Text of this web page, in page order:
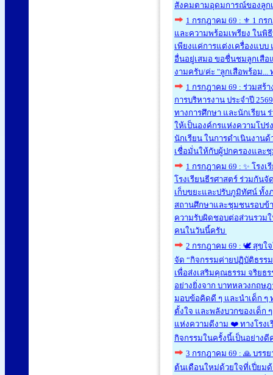
สังคมตามอุดมการณ์ของลูก
1 กรกฎาคม 69 : ⚜️ 1 ก
และความพร้อมเพรียง ในพิ
เพียงแค่การแต่งเครื่องแบ
อื่นอยู่เสมอ ขอชื่นชมลูกเสือ
งามครับ/ค่ะ "ลูกเสือพร้อม
1 กรกฎาคม 69 : ร่วมสร้
การบริหารงาน ประจำปี
ทางการศึกษา และนักเรียน
ให้เป็นองค์กรแห่งความโป
นักเรียน ในการดำเนินงาน
เชื่อมั่นให้กับผู้ปกครองและ
1 กรกฎาคม 69 : ✨ โรง
โรงเรียนธีรศาสตร์ ร่วมกัน
เก็บขยะและปรับภูมิทัศน์ ทั้ง
สถานศึกษาและชุมชนรอบข้
ความรับผิดชอบต่อส่วนรวม
คนในวันนี้ครับ
2 กรกฎาคม 69 : 🕊️ สุขใ
จัด “กิจกรรมค่ายปฏิบัติธรร
เพื่อส่งเสริมคุณธรรม จริยธ
อย่างยิ่งจาก บาทหลวงกฤษ
มอบข้อคิดดี ๆ และนำเด็ก ๆ
ตั้งใจ และพลังบวกของเด็ก
แห่งความดีงาม ❤️ ทางโร
กิจกรรมในครั้งนี้เป็นอย่างดี
3 กรกฎาคม 69 : 🙏 บรร
ต้นเดือนใหม่ด้วยใจที่เปี่ยม